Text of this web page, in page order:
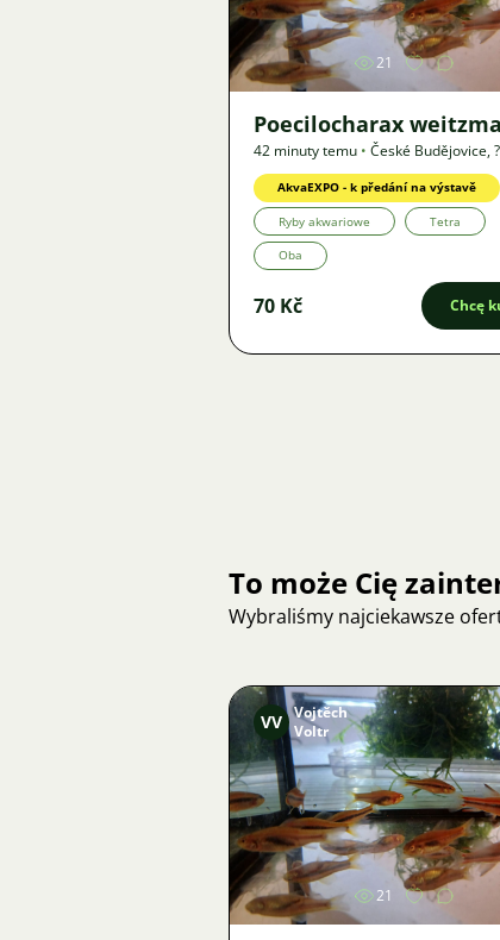
21
Poecilocharax
42 minuty temu • České Budějovice,
Oferta
AkvaEXPO - k předání na výstavě
Ryby akwariowe Tetra
Oba
70 Kč Chcę
To może Cię
Wybraliśmy najciekawsze
Zdjęcie
VV Vojtěch
Voltr
21